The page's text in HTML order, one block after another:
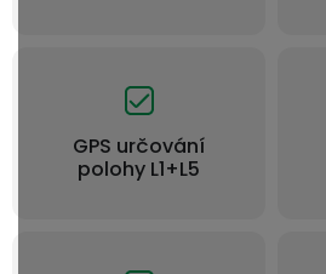
GPS určování
polohy L1+L5